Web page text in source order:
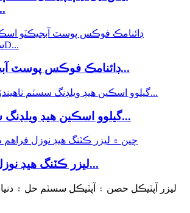
ڊائنامڪ فوڪس پوسٽ آبجيڪٽو...
گيلوو اسڪين هيڊ ويلڊنگ سسٽم...
ليزر ڪٽنگ هيڊ نوزل ​​ايس...
ليزر آپٽيڪل حصن ۽ آپٽيڪل سسٽم حل ۾